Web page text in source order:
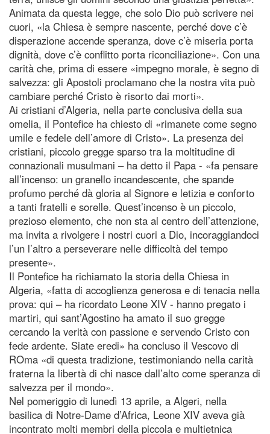
Animata da questa legge, che solo Dio può scrivere nei
cuori, «la Chiesa è sempre nascente, perché dove c’è
disperazione accende speranza, dove c’è miseria porta
dignità, dove c’è conflitto porta riconciliazione». Con una
carità che, prima di essere «impegno morale, è segno di
salvezza: gli Apostoli proclamano che la nostra vita può
cambiare perché Cristo è risorto dai morti».
Ai cristiani d’Algeria, nella parte conclusiva della sua
omelia, il Pontefice ha chiesto di «rimanete come segno
umile e fedele dell’amore di Cristo». La presenza dei
cristiani, piccolo gregge sparso tra la moltitudine di
connazionali musulmani – ha detto il Papa - «fa pensare
all’incenso: un granello incandescente, che spande
profumo perché dà gloria al Signore e letizia e conforto
a tanti fratelli e sorelle. Quest’incenso è un piccolo,
prezioso elemento, che non sta al centro dell’attenzione,
ma invita a rivolgere i nostri cuori a Dio, incoraggiandoci
l’un l’altro a perseverare nelle difficoltà del tempo
presente».
Il Pontefice ha richiamato la storia della Chiesa in
Algeria, «fatta di accoglienza generosa e di tenacia nella
prova: qui – ha ricordato Leone XIV - hanno pregato i
martiri, qui sant’Agostino ha amato il suo gregge
cercando la verità con passione e servendo Cristo con
fede ardente. Siate eredi» ha concluso il Vescovo di
ROma «di questa tradizione, testimoniando nella carità
fraterna la libertà di chi nasce dall’alto come speranza di
salvezza per il mondo».
Nel pomeriggio di lunedì 13 aprile, a Algeri, nella
basilica di Notre-Dame d’Africa, Leone XIV aveva già
incontrato molti membri della piccola e multietnica